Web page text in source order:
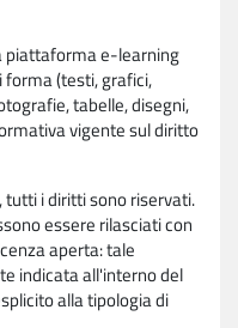
piattaforma e-learning
forma (testi, grafici,
tabelle, disegni,
vigente sul diritto
tutti i diritti sono riservati.
essere rilasciati con
aperta: tale
indicata all'interno del
alla tipologia di